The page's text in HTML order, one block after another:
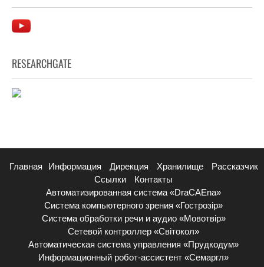
RESEARCHGATE
Главная Информация Дирекция Хранилище
Рассказчик
Ссылки
Контакты
Автоматизированная система «DraCAEna»
Система компьютерного зрения «Гострозір»
Система обработки речи и аудио «Мовотвір»
Сетевой контроллер «Світокол»
Автоматическая система управления «Прудкодум»
Информационный робот-ассистент «Семаргл»